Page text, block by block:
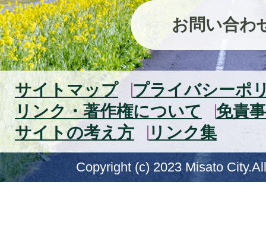
お問い合わ
サイトマップ
プライバシーポ
リンク・著作権について
免責
サイトの考え方
リンク集
Copyright (c) 2023 Misato